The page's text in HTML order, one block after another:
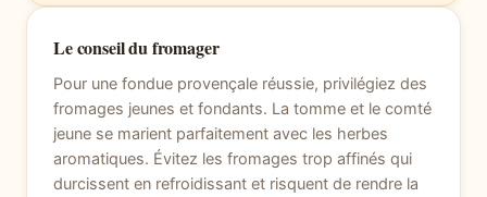
Le conseil du fromager
Pour une fondue provençale réussie, privilégiez des
fromages jeunes et fondants. La tomme et le comté
jeune se marient parfaitement avec les herbes
aromatiques. Évitez les fromages trop affinés qui
durcissent en refroidissant et risquent de rendre la